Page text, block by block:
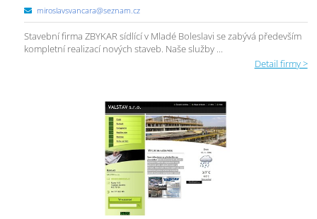
miroslavsvancara@seznam.cz
Stavební firma ZBYKAR sídlící v Mladé Boleslavi se zabývá především
kompletní realizací nových staveb. Naše služby ...
Detail firmy >